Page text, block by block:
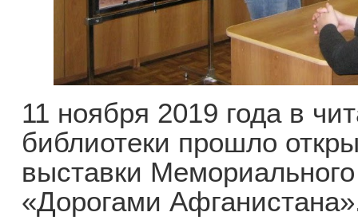
11 ноября 2019 года в
библиотеки прошло
выставки
«Дорогами